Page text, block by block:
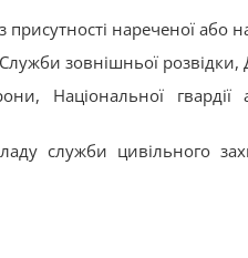
нареченої або
зовнішньої розвідки,
Національної гвардії
служби цивільного